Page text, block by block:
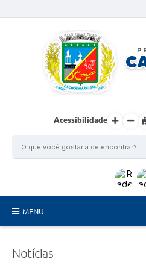
Acessibilidade
MENU
Notícias